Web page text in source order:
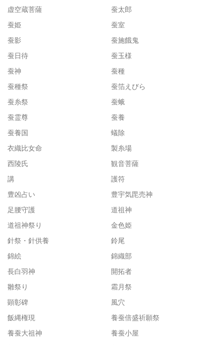
虚空蔵菩薩
蚕太郎
蚕姫
蚕室
蚕影
蚕施餓鬼
蚕日待
蚕玉様
蚕神
蚕種
蚕種祭
蚕箔えびら
蚕糸祭
蚕蛾
蚕霊尊
蚕養
蚕養国
蟻除
衣織比女命
製糸場
西陵氏
観音菩薩
講
護符
豊凶占い
豊宇気毘売神
足腰守護
道祖神
道祖神祭り
金色姫
針祭・針供養
鈴尾
錦絵
錦織部
長白羽神
開拓者
雛祭り
霜月祭
顕彰碑
風穴
飯縄権現
養蚕倍盛祈願祭
養蚕大祖神
養蚕小屋